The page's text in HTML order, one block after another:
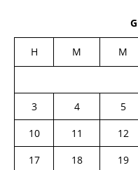
H M M
3
4 5
10
11 12
17
18 19